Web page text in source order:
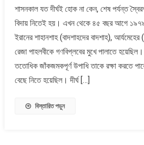
শাসনকাল যত দীর্ঘই হোক না কেন, শেষ পর্যন্ত
বিদায় নিতেই হয়। এখন থেকে ৪৫ বছর আগে ১৯৭৯
ইরানের শাহানশাহ (বাদশাহদের বাদশাহ),
রেজা পাহলবীকে গণবিপ্লবের মুখে পালাতে
ততোধিক জাঁকজমকপূর্ণ উপাধি তাকে রক্ষা করতে
বেছে নিতে হয়েছিল। দীর্ঘ […]
বিস্তারিত পড়ুন